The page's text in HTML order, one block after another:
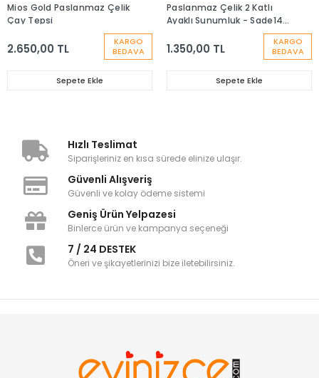
KARGO
BEDAVA
Mios Gold Paslanmaz Çelik
Çay Tepsi
2.650,00 TL
Sepete Ekle
KARGO
BEDAVA
Paslanmaz Çelik 2 Katlı
Ayaklı Sunumluk - Sade14-
1.350,00 TL
Sepete Ekle
Hızlı Teslimat
Siparişleriniz en kısa sürede elinize ulaşır.
Güvenli Alışveriş
Güvenli ve kolay ödeme sistemi
Geniş Ürün Yelpazesi
Binlerce ürün ve kampanya seçeneği
7 / 24 DESTEK
Öneri ve şikayetlerinizi bize iletebilirsiniz.